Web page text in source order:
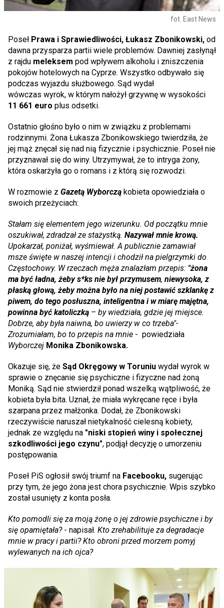
fot. East News
Poseł Prawa i Sprawiedliwości, Łukasz Zbonikowski, od
dawna przysparza partii wiele problemów. Dawniej zasłynął
z rajdu meleksem pod wpływem alkoholu i zniszczenia
pokojów hotelowych na Cyprze. Wszystko odbywało się
podczas wyjazdu służbowego. Sąd wydał
wówczas wyrok, w którym nałożył grzywnę w wysokości
11 661 euro plus odsetki.
Ostatnio głośno było o nim w związku z problemami
rodzinnymi. Żona Łukasza Zbonikowskiego twierdziła, że
jej mąż znęcał się nad nią fizycznie i psychicznie. Poseł nie
przyznawał się do winy. Utrzymywał, że to intryga żony,
która oskarżyła go o romans i z którą się rozwodzi.
W rozmowie z Gazetą Wyborczą kobieta opowiedziała o
swoich przeżyciach:
Stałam się elementem jego wizerunku. Od początku mnie
oszukiwał, zdradzał ze stażystką. Nazywał mnie krową.
Upokarzał, poniżał, wyśmiewał. A publicznie zamawiał
msze święte w naszej intencji i chodził na pielgrzymki do
Częstochowy. W rzeczach męża znalazłam przepis: "żona
ma być ładna, żeby s*ks nie był przymusem, niewysoka, z
płaską głową, żeby można było na niej postawić szklankę z
piwem, do tego posłuszna, inteligentna i w miarę majętna,
powinna być katoliczką – by wiedziała, gdzie jej miejsce.
Dobrze, aby była naiwna, bo uwierzy w co trzeba"-
Zrozumiałam, bo to przepis na mnie - powiedziała
Wyborczej Monika Zbonikowska.
Okazuje się, że Sąd Okręgowy w Toruniu wydał wyrok w
sprawie o znęcanie się psychiczne i fizyczne nad żoną
Moniką. Sąd nie stwierdził ponad wszelką wątpliwość, że
kobieta była bita. Uznał, że miała wykręcane ręce i była
szarpana przez małżonka. Dodał, że Zbonikowski
rzeczywiście naruszał nietykalność cielesną kobiety,
jednak ze względu na "niski stopień winy i społecznej
szkodliwości jego czynu", podjął decyzję o umorzeniu
postępowania.
Poseł PiS ogłosił swój triumf na Facebooku, sugerując
przy tym, że jego żona jest chora psychicznie. Wpis szybko
został usunięty z konta posła.
Kto pomodli się za moją żonę o jej zdrowie psychiczne i by
się opamiętała? - napisał. Kto zrehabilituje za degradacje
mnie w pracy i partii? Kto obroni przed morzem pomyj
wylewanych na ich ojca?